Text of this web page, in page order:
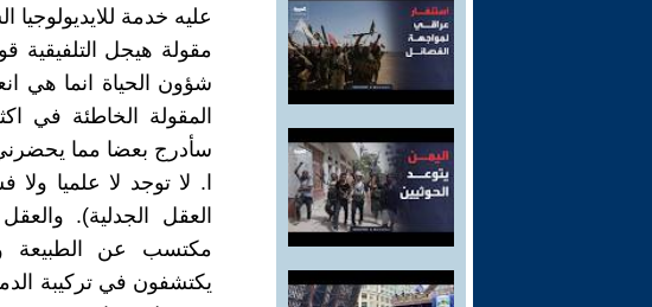
عليه خدمة للايديولوجيا
مقولة هيجل التلفيقية
شؤون الحياة انما هي
المقولة الخاطئة في
سأدرج بعضا مما
ا. لا توجد لا علميا
العقل الجدلية).
مكتسب عن الطبيعة
يكتشفون في تركيبة